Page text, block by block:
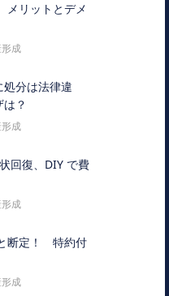
メリットとデメ
成
分は法律違
？
成
回復、DIY で費
成
と断定！ 特約付
成